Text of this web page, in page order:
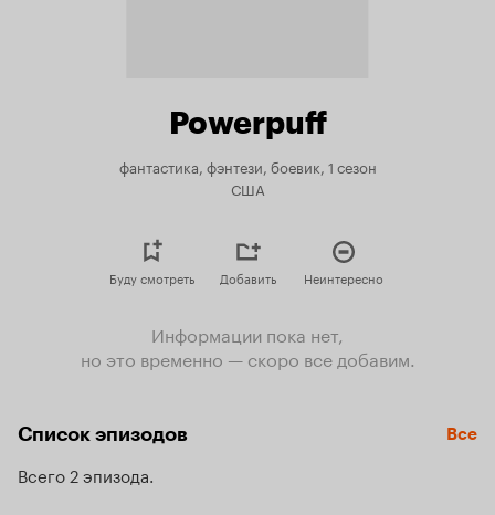
Powerpuff
фантастика, фэнтези, боевик, 1 сезон
США
Буду смотреть Добавить Неинтересно
Информации пока нет,
но это временно — скоро все добавим.
Список эпизодов Все
Всего 2 эпизода